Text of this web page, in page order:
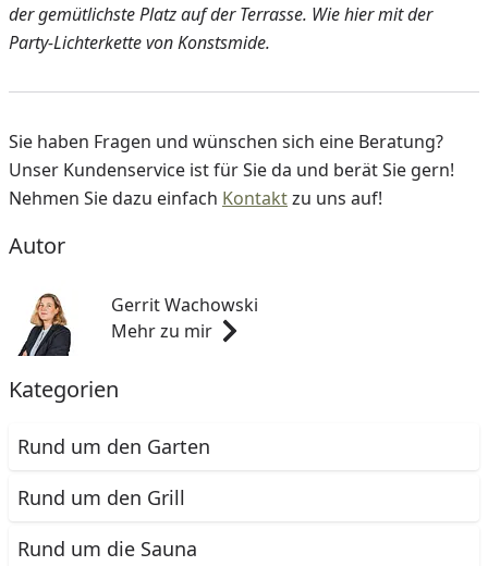
der gemütlichste Platz auf der Terrasse. Wie hier mit der
Party-Lichterkette von Konstsmide.
Sie haben Fragen und wünschen sich eine Beratung?
Unser Kundenservice ist für Sie da und berät Sie gern!
Nehmen Sie dazu einfach Kontaktzu uns auf!
Autor
Gerrit Wachowski
Mehr zu mir
Kategorien
Rund um den Garten
Rund um den Grill
Rund um die Sauna